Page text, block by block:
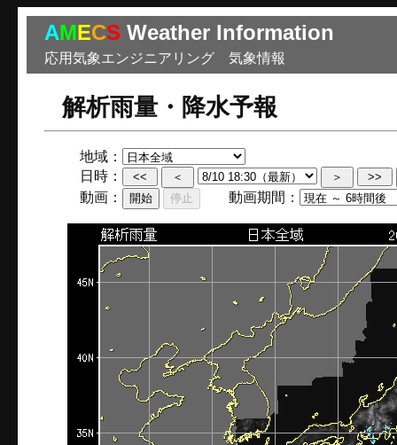
AMECS Weather Information
応用気象エンジニアリング 気象情報
解析雨量・降水予報
地域：
日時：
動画：
動画期間：